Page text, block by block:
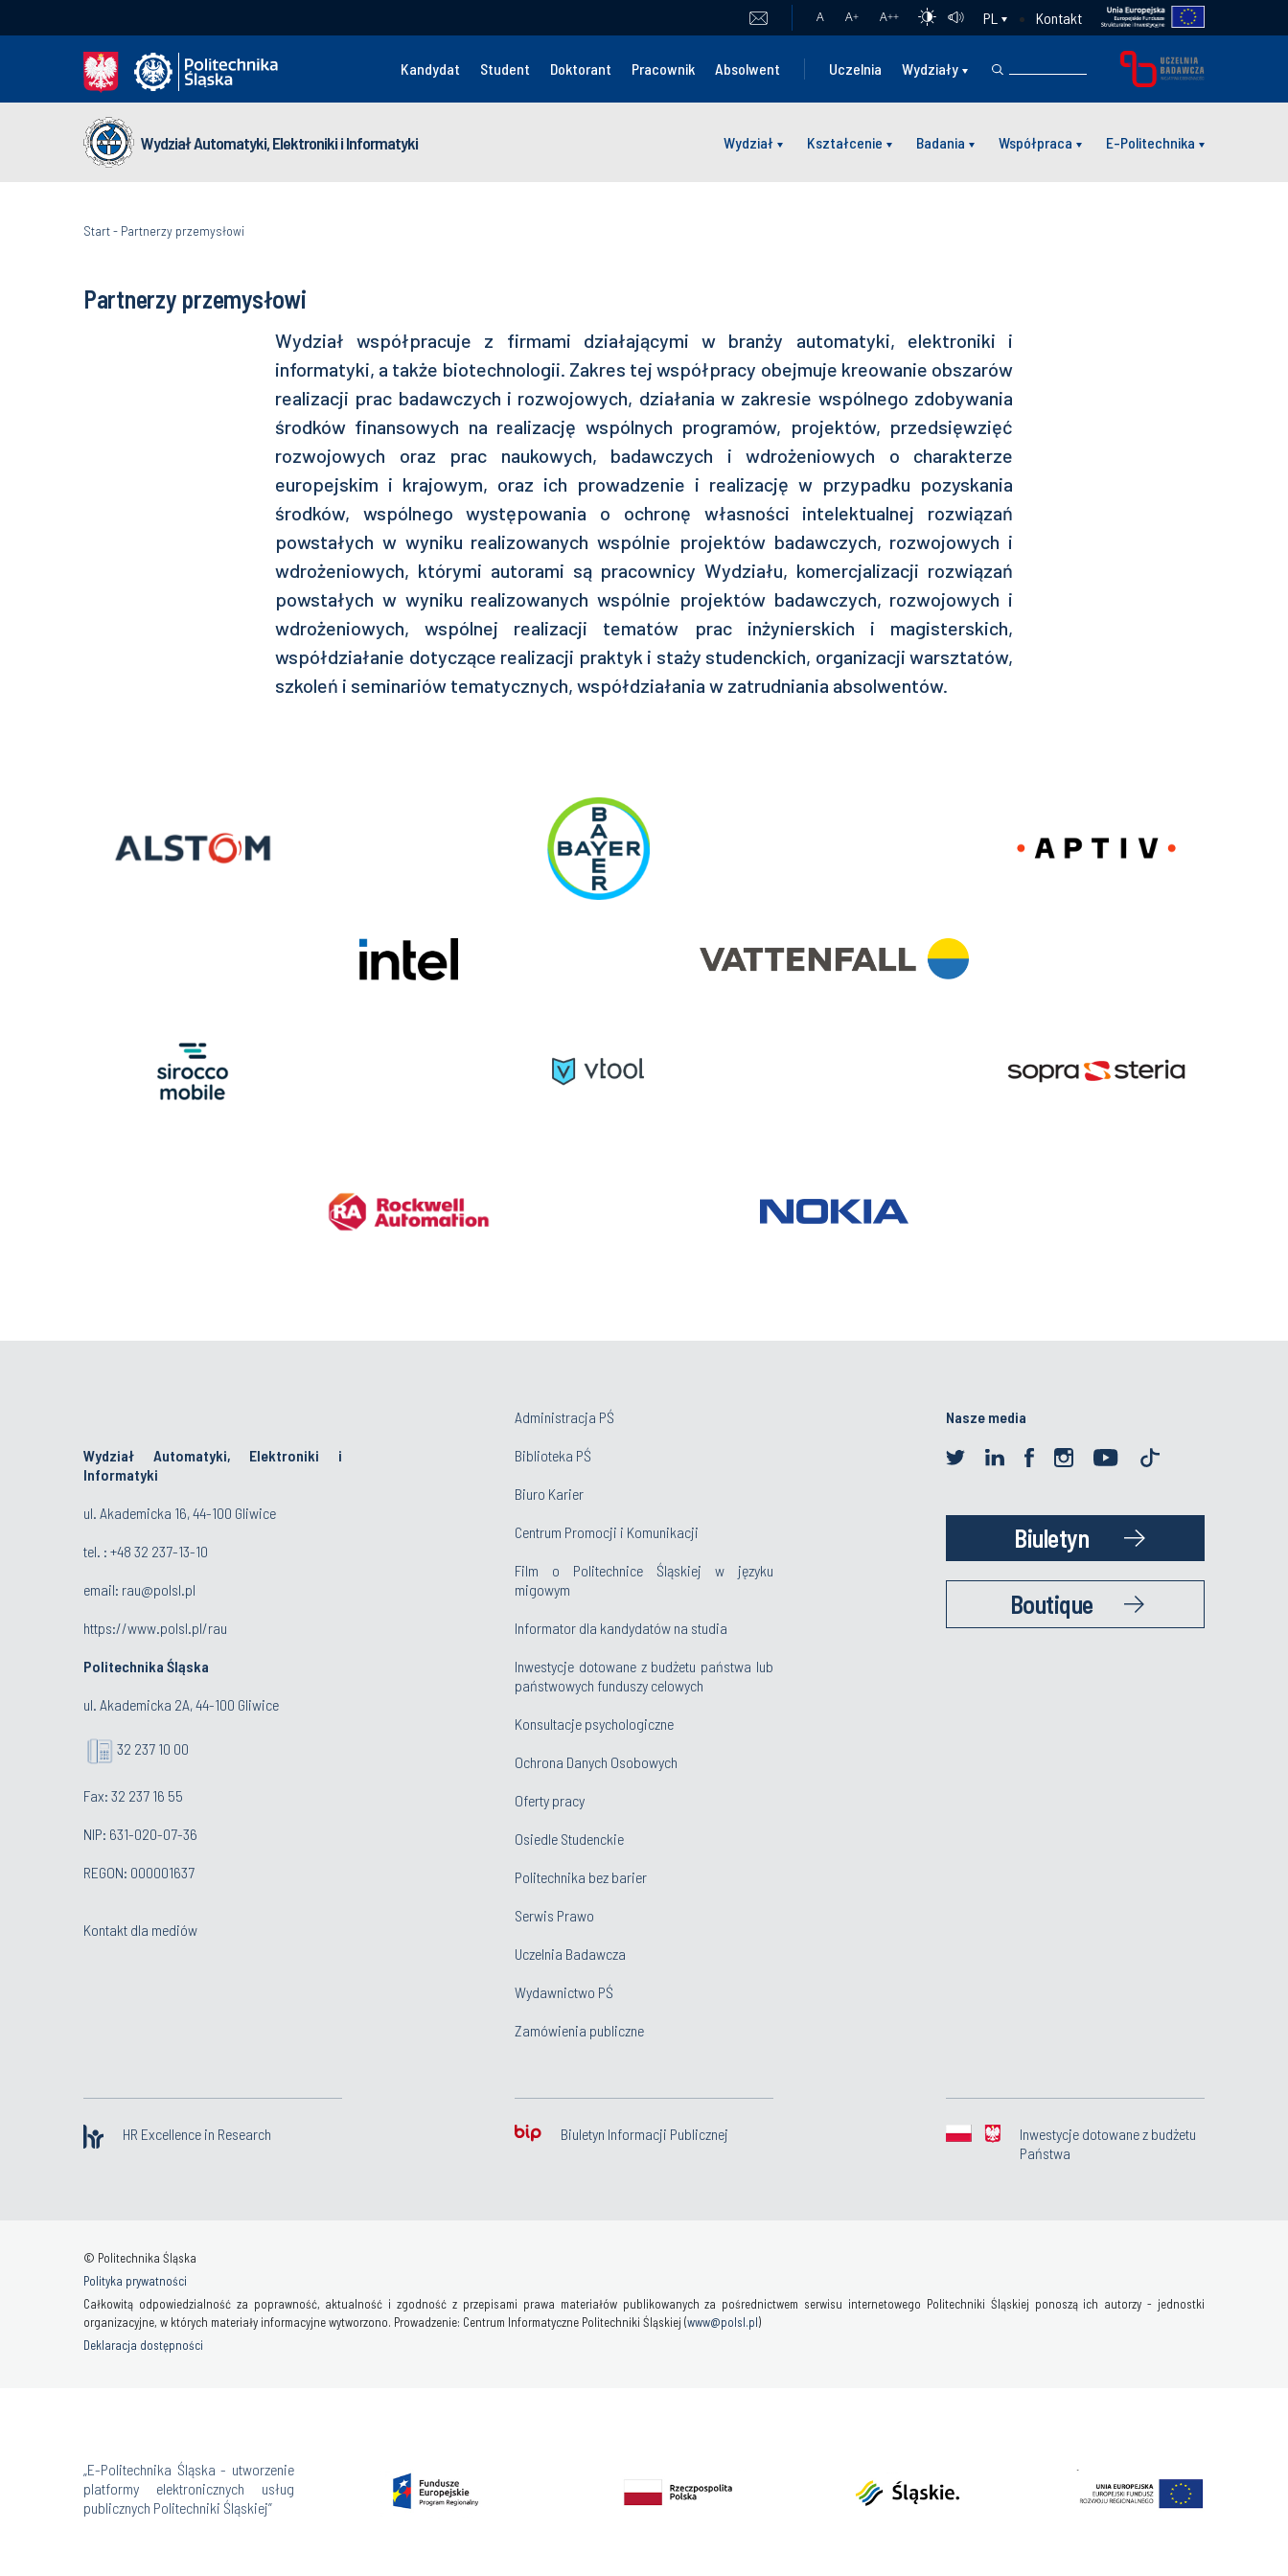
A A+ A++ PL Kontakt
Kandydat Student Doktorant Pracownik Absolwent Uczelnia Wydziały
Wydział Automatyki, Elektroniki i Informatyki Wydział Kształcenie Badania Współpraca E-Politechnika
Start- Partnerzy przemysłowi
Partnerzy przemysłowi
Wydział współpracuje z firmami działającymi w branży automatyki, elektroniki i
informatyki, a także biotechnologii. Zakres tej współpracy obejmuje kreowanie obszarów
realizacji prac badawczych i rozwojowych, działania w zakresie wspólnego zdobywania
środków finansowych na realizację wspólnych programów, projektów, przedsięwzięć
rozwojowych oraz prac naukowych, badawczych i wdrożeniowych o charakterze
europejskim i krajowym, oraz ich prowadzenie i realizację w przypadku pozyskania
środków, wspólnego występowania o ochronę własności intelektualnej rozwiązań
powstałych w wyniku realizowanych wspólnie projektów badawczych, rozwojowych i
wdrożeniowych, którymi autorami są pracownicy Wydziału, komercjalizacji rozwiązań
powstałych w wyniku realizowanych wspólnie projektów badawczych, rozwojowych i
wdrożeniowych, wspólnej realizacji tematów prac inżynierskich i magisterskich,
współdziałanie dotyczące realizacji praktyk i staży studenckich, organizacji warsztatów,
szkoleń i seminariów tematycznych, współdziałania w zatrudniania absolwentów.
Wydział Automatyki, Elektroniki i
Informatyki
ul. Akademicka 16, 44-100 Gliwice
tel. : +48 32 237-13-10
email: rau@polsl.pl
https://www.polsl.pl/rau
Politechnika Śląska
ul. Akademicka 2A, 44-100 Gliwice
32 237 10 00
Fax: 32 237 16 55
NIP: 631-020-07-36
REGON: 000001637
Kontakt dla mediów
Administracja PŚ
Biblioteka PŚ
Biuro Karier
Centrum Promocji i Komunikacji
Film o Politechnice Śląskiej w języku
migowym
Informator dla kandydatów na studia
Inwestycje dotowane z budżetu państwa lub
państwowych funduszy celowych
Konsultacje psychologiczne
Ochrona Danych Osobowych
Oferty pracy
Osiedle Studenckie
Politechnika bez barier
Serwis Prawo
Uczelnia Badawcza
Wydawnictwo PŚ
Zamówienia publiczne
Nasze media
Biuletyn
Boutique
HR Excellence in Research Biuletyn Informacji Publicznej
Inwestycje dotowane z budżetu
Państwa
© Politechnika Śląska
Polityka prywatności
Całkowitą odpowiedzialność za poprawność, aktualność i zgodność z przepisami prawa materiałów publikowanych za pośrednictwem serwisu internetowego Politechniki Śląskiej ponoszą ich autorzy - jednostki
organizacyjne, w których materiały informacyjne wytworzono. Prowadzenie: Centrum Informatyczne Politechniki Śląskiej (www@polsl.pl)
Deklaracja dostępności
„E-Politechnika Śląska - utworzenie
platformy elektronicznych usług
publicznych Politechniki Śląskiej”